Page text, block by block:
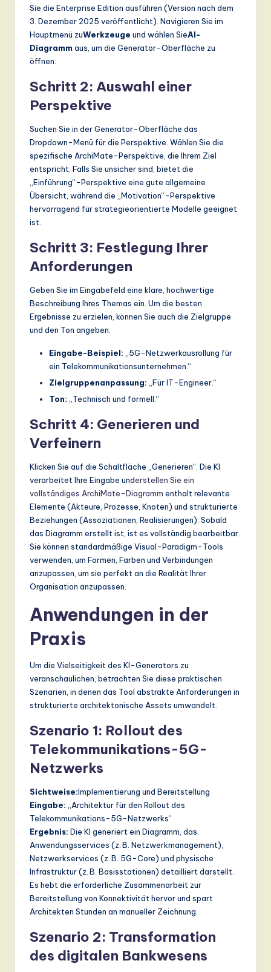
Sie die Enterprise Edition ausführen (Version nach dem
3. Dezember 2025 veröffentlicht). Navigieren Sie im
Hauptmenü zuWerkzeuge und wählen SieAI-
Diagramm aus, um die Generator-Oberfläche zu
öffnen.
Schritt 2: Auswahl einer
Perspektive
Suchen Sie in der Generator-Oberfläche das
Dropdown-Menü für die Perspektive. Wählen Sie die
spezifische ArchiMate-Perspektive, die Ihrem Ziel
entspricht. Falls Sie unsicher sind, bietet die
„Einführung“-Perspektive eine gute allgemeine
Übersicht, während die „Motivation“-Perspektive
hervorragend für strategieorientierte Modelle geeignet
ist.
Schritt 3: Festlegung Ihrer
Anforderungen
Geben Sie im Eingabefeld eine klare, hochwertige
Beschreibung Ihres Themas ein. Um die besten
Ergebnisse zu erzielen, können Sie auch die Zielgruppe
und den Ton angeben.
Eingabe-Beispiel: „5G-Netzwerkausrollung für
ein Telekommunikationsunternehmen.“
Zielgruppenanpassung: „Für IT-Engineer.“
Ton: „Technisch und formell.“
Schritt 4: Generieren und
Verfeinern
Klicken Sie auf die Schaltfläche „Generieren“. Die KI
verarbeitet Ihre Eingabe understellen Sie ein
vollständiges ArchiMate-Diagramm enthalt relevante
Elemente (Akteure, Prozesse, Knoten) und strukturierte
Beziehungen (Assoziationen, Realisierungen). Sobald
das Diagramm erstellt ist, ist es vollständig bearbeitbar.
Sie können standardmäßige Visual-Paradigm-Tools
verwenden, um Formen, Farben und Verbindungen
anzupassen, um sie perfekt an die Realität Ihrer
Organisation anzupassen.
Anwendungen in der
Praxis
Um die Vielseitigkeit des KI-Generators zu
veranschaulichen, betrachten Sie diese praktischen
Szenarien, in denen das Tool abstrakte Anforderungen in
strukturierte architektonische Assets umwandelt.
Szenario 1: Rollout des
Telekommunikations-5G-
Netzwerks
Sichtweise:Implementierung und Bereitstellung
Eingabe: „Architektur für den Rollout des
Telekommunikations-5G-Netzwerks“
Ergebnis: Die KI generiert ein Diagramm, das
Anwendungsservices (z. B. Netzwerkmanagement),
Netzwerkservices (z. B. 5G-Core) und physische
Infrastruktur (z. B. Basisstationen) detailliert darstellt.
Es hebt die erforderliche Zusammenarbeit zur
Bereitstellung von Konnektivität hervor und spart
Architekten Stunden an manueller Zeichnung.
Szenario 2: Transformation
des digitalen Bankwesens